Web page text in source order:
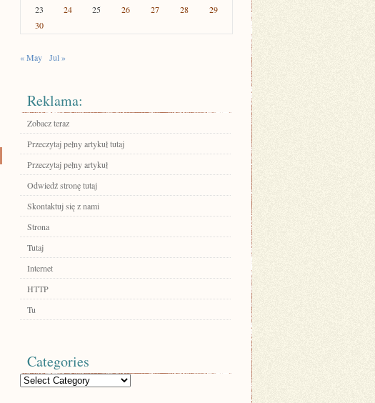
23
24 25 26 27 28
29
30
« May Jul »
Reklama:
Zobacz teraz
Przeczytaj pełny artykuł tutaj
Przeczytaj pełny artykuł
Odwiedź stronę tutaj
Skontaktuj się z nami
Strona
Tutaj
Internet
HTTP
Tu
Categories
Categories